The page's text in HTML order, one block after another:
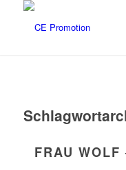
FRAU WOLF